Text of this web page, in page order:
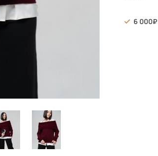
6 000